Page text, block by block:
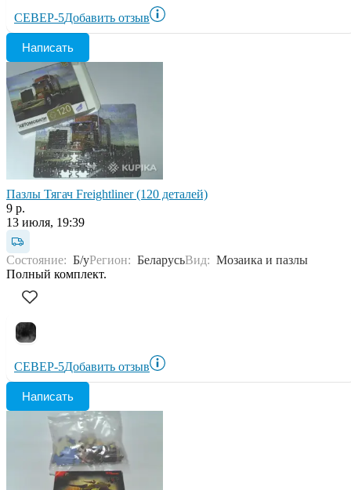
СЕВЕР-5Добавить отзыв
Написать
Пазлы Тягач Freightliner (120 деталей)
9 р.
13 июля, 19:39
Состояние: Б/уРегион: БеларусьВид: Мозаика и пазлы
Полный комплект.
СЕВЕР-5Добавить отзыв
Написать